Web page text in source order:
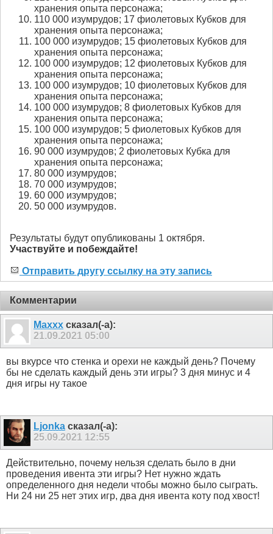
хранения опыта персонажа;
110 000 изумрудов; 17 фиолетовых Кубков для
хранения опыта персонажа;
100 000 изумрудов; 15 фиолетовых Кубков для
хранения опыта персонажа;
100 000 изумрудов; 12 фиолетовых Кубков для
хранения опыта персонажа;
100 000 изумрудов; 10 фиолетовых Кубков для
хранения опыта персонажа;
100 000 изумрудов; 8 фиолетовых Кубков для
хранения опыта персонажа;
100 000 изумрудов; 5 фиолетовых Кубков для
хранения опыта персонажа;
90 000 изумрудов; 2 фиолетовых Кубка для
хранения опыта персонажа;
80 000 изумрудов;
70 000 изумрудов;
60 000 изумрудов;
50 000 изумрудов.
Результаты будут опубликованы 1 октября.
Участвуйте и побеждайте!
Отправить другу ссылку на эту запись
Комментарии
Maxxx сказал(-а):
21.09.2021 05:00
вы вкурсе что стенка и орехи не каждый день? Почему
бы не сделать каждый день эти игры? 3 дня минус и 4
дня игры ну такое
Ljonka сказал(-а):
25.09.2021 12:55
Действительно, почему нельзя сделать было в дни
проведения ивента эти игры? Нет нужно ждать
определенного дня недели чтобы можно было сыграть.
Ни 24 ни 25 нет этих игр, два дня ивента коту под хвост!